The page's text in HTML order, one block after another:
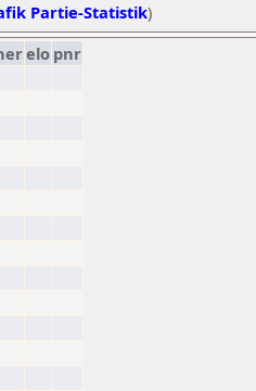
Partie-Statistik)
elo pnr